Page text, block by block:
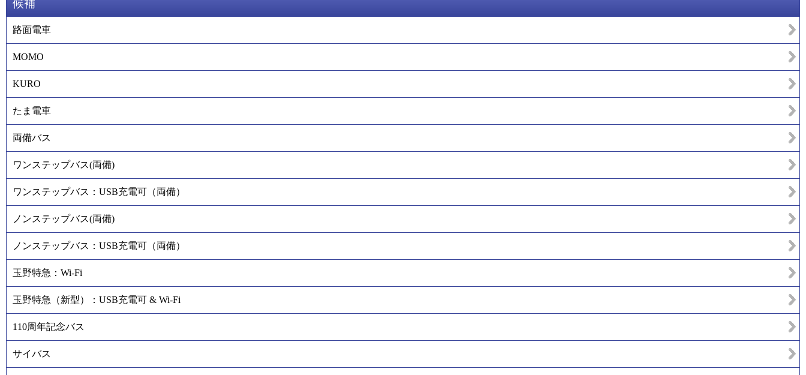
候補
路面電車
MOMO
KURO
たま電車
両備バス
ワンステップバス(両備)
ワンステップバス：USB充電可（両備）
ノンステップバス(両備)
ノンステップバス：USB充電可（両備）
玉野特急：Wi-Fi
玉野特急（新型）：USB充電可 & Wi-Fi
110周年記念バス
サイバス